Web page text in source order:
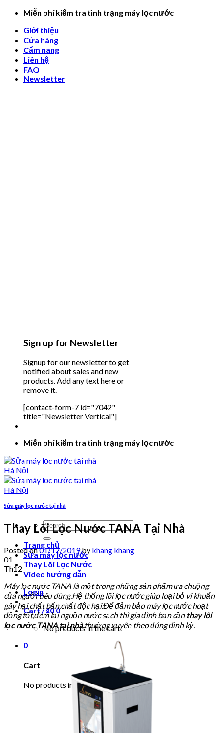
Skip
content
Miễn phí kiểm tra tình trạng máy lọc nước
Giới thiệu
Cửa hàng
Cẩm nang
Liên hệ
FAQ
Newsletter
Sign up for Newsletter
Signup for our newsletter to get
notified about sales and new
products. Add any text here or
remove it.
[contact-form-7 id="7042"
title="Newsletter Vertical"]
Miễn phí kiểm tra tình trạng máy lọc nước
Search
for:
Trang chủ
Sửa máy lọc nước
Thay Lõi Lọc Nước
Video hướng dẫn
Login
Cart /₫00
No products in the cart.
0
Cart
No products in the cart.
Sửa máy lọc nước tại nhà
Thay Lõi Lọc Nước TANA Tại Nhà
Posted on01/12/2019by khang khang
01
Th12
Máy lọc nước TANA là một trong những sản phẩm ưa chuộng
của người tiêu dùng.Hệ thống lõi lọc nước giúp loại bỏ vi khuẩn
gây hại,chất bẩn,chất độc hại.Để đảm bảo máy lọc nước hoạt
động tốt,đem lại nguồn nước sạch thì gia đình bạn cần thay lõi
lọc nước TANA tại nhàthường xuyên theo đúng định kỳ.